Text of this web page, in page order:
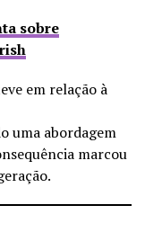
sobre
em relação à
uma abordagem
marcou